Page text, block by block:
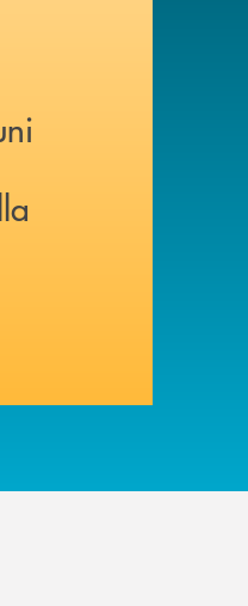
? Vai alla pagina della